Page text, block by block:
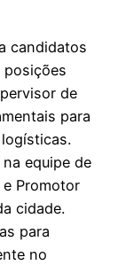
candidatos
de
para
equipe de
Promotor
cidade.
para
no